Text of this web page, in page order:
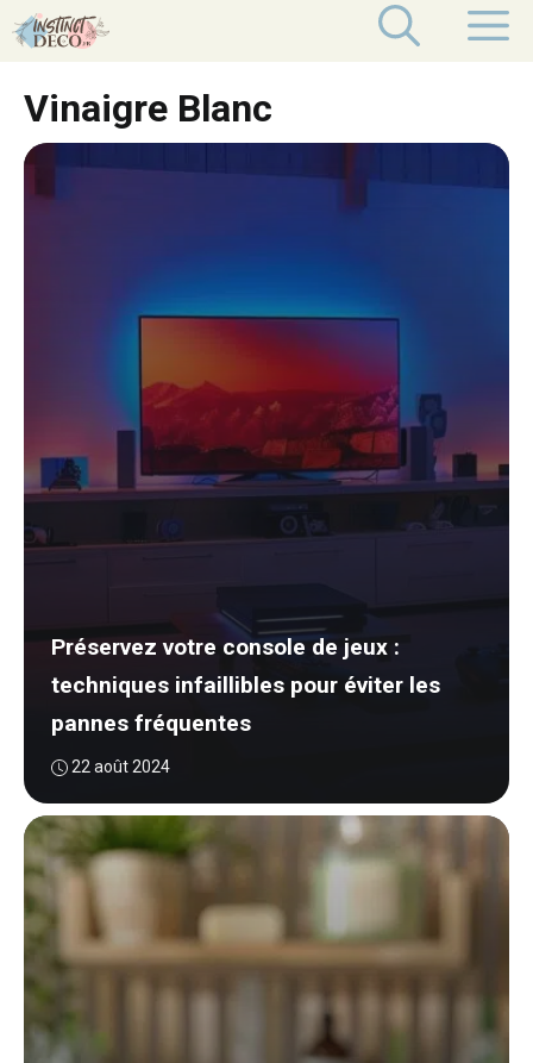
Aller
au
Vinaigre Blanc
Préservez votre console de jeux :
techniques infaillibles pour éviter les
pannes fréquentes
22 août 2024